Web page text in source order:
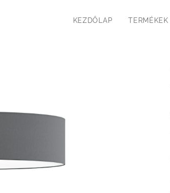
KEZDŐLAP TERMÉKEK